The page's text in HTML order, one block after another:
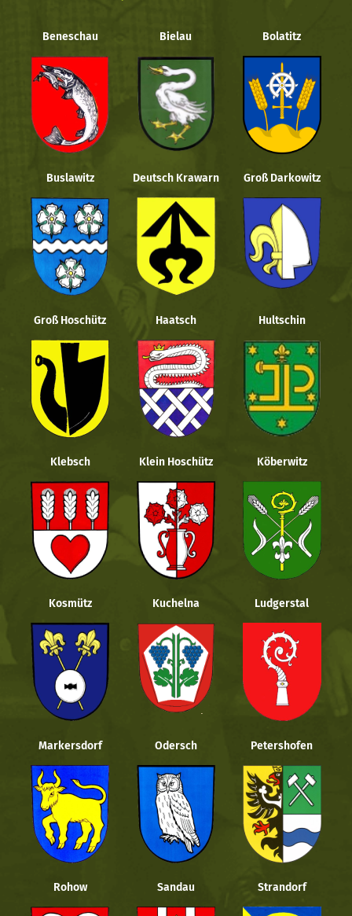
Beneschau Bielau Bolatitz
Buslawitz Deutsch Krawarn Groß Darkowitz
Groß Hoschütz Haatsch Hultschin
Klebsch Klein Hoschütz Köberwitz
Kosmütz Kuchelna Ludgerstal
Markersdorf Odersch Petershofen
Rohow Sandau Strandorf